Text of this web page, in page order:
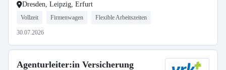
Dresden, Leipzig, Erfurt
Vollzeit Firmenwagen Flexible Arbeitszeiten
30.07.2026
Agenturleiter:in Versicherung